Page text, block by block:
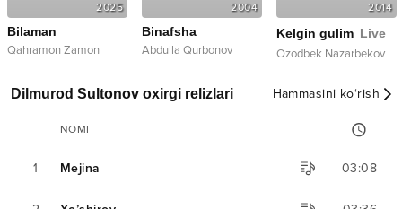
2025
Bilaman
Qahramon Zamon
2004
Binafsha
Abdulla Qurbonov
2014
Kelgin gulim Live
Ozodbek Nazarbekov
Dilmurod Sultonov oxirgi relizlari Hammasini ko‘rish
NOMI
1 Mejina 03:08